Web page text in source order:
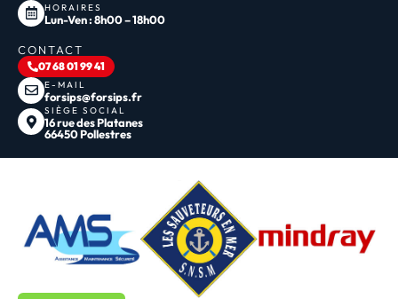
HORAIRES
Lun-Ven : 8h00 – 18h00
CONTACT
07 68 01 99 41
E-MAIL
forsips@forsips.fr
SIÈGE SOCIAL
16 rue des Platanes
66450 Pollestres